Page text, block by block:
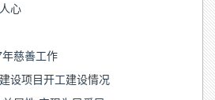
心
慈善工作
设项目开工建设情况